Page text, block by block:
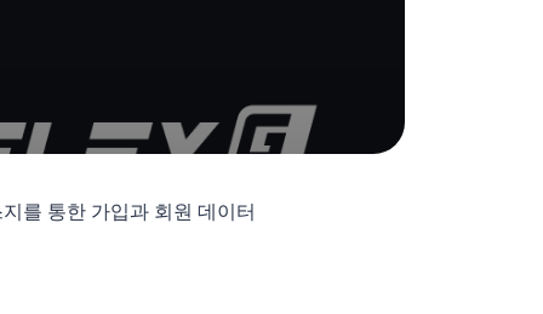
를 통한 가입과 회원 데이터